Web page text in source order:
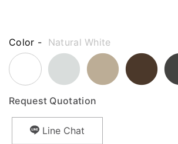
Color - Natural White
Request Quotation
Line Chat